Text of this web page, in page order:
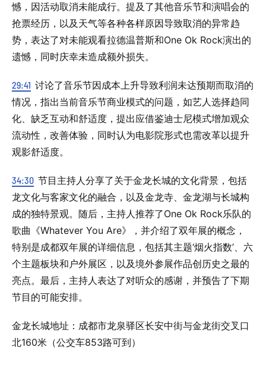
憾，因活动取消未能成行。提及了其他音乐节和演唱会的
抢票经历，以及天气等各种各样原因导致取消的异常趋
势，表达了对未能观看拉德温普斯和One Ok Rock演出的
遗憾，同时庆幸未造成额外损失。
29:41 讨论了音乐节因成本上升导致利润未达预期而取消的
情况，指出当前音乐节商业模式的问题，如艺人选择趋同
化、缺乏互动和舒适度，提出应借鉴迪士尼模式增加观众
流动性，改善体验，同时认为电影院形式也需改革以提升
观影舒适度。
34:30 节目主持人分享了关于金龙长城的文化背景，包括
龙文化与客家文化的融合，以及金龙寺、金龙湖与长城构
成的独特景观。随后，主持人推荐了One Ok Rock乐队的
歌曲《Whatever You Are》，并介绍了双年展的概念，
特别是成都双年展的详细信息，包括其主题‘烟火指数’、六
个主题板块和户外展区，以及境外参展作品创历史之最的
亮点。最后，主持人表达了对听众的感谢，并预告了下期
节目的可能安排。
金龙长城地址：成都市龙泉驿区长安中街与金龙街交叉口
北160米（公交车853路可到）